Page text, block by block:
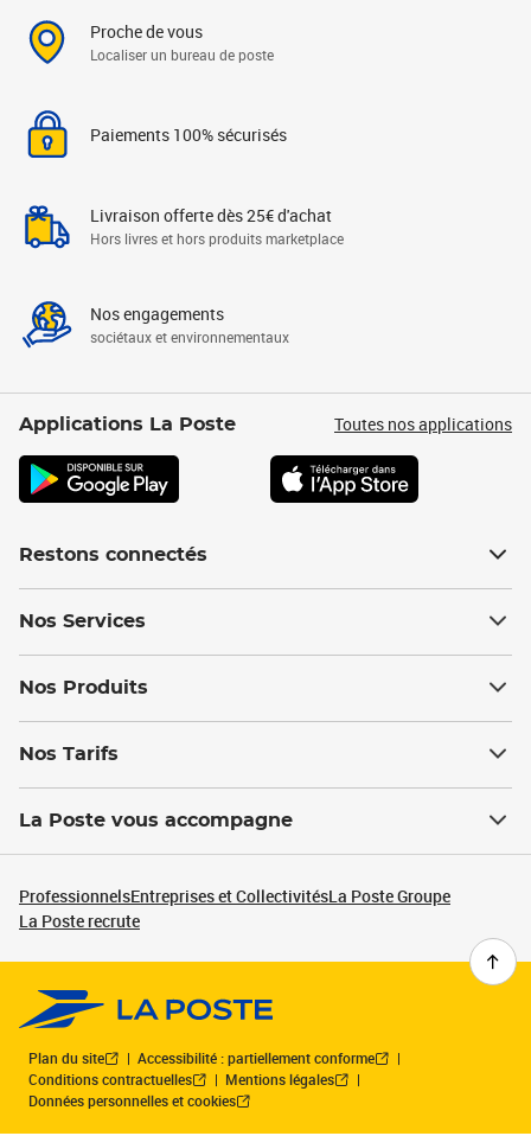
Proche de vous
Localiser un bureau de poste
Paiements 100% sécurisés
Livraison offerte dès 25€ d'achat
Hors livres et hors produits marketplace
Nos engagements
sociétaux et environnementaux
Applications La Poste Toutes nos applications
Restons connectés
Nos Services
Nos Produits
Nos Tarifs
La Poste vous accompagne
ProfessionnelsEntreprises et CollectivitésLa Poste Groupe
La Poste recrute
Plan du site
Accessibilité : partiellement conforme
Conditions contractuelles
Mentions légales
Données personnelles et cookies